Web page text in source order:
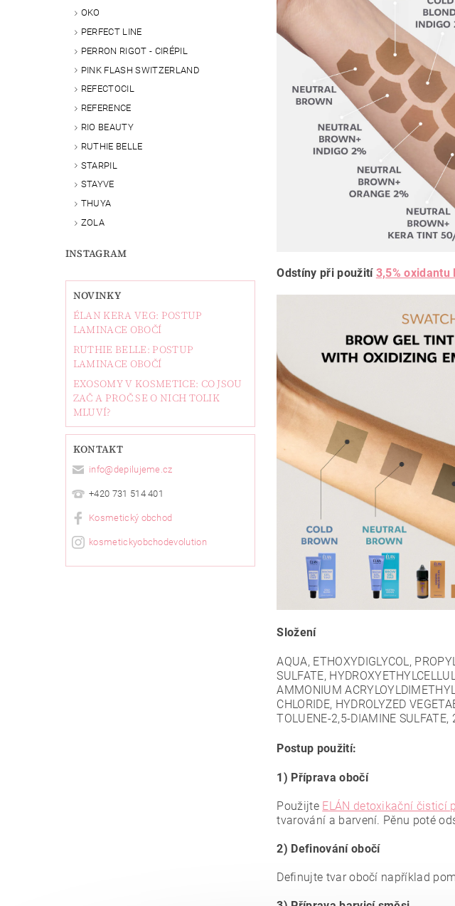
OKO
PERFECT LINE
PERRON RIGOT - CIRÉPIL
PINK FLASH SWITZERLAND
REFECTOCIL
REFERENCE
RIO BEAUTY
RUTHIE BELLE
STARPIL
STAYVE
THUYA
ZOLA
INSTAGRAM
NOVINKY
ÉLAN KERA VEG: POSTUP
LAMINACE OBOČÍ
RUTHIE BELLE: POSTUP
LAMINACE OBOČÍ
EXOSOMY V KOSMETICE: CO JSOU
ZAČ A PROČ SE O NICH TOLIK
MLUVÍ?
KONTAKT
info@depilujeme.cz
+420 731 514 401
Kosmetický obchod
kosmetickyobchodevolution
Odstíny při použití 3,5% oxidantu
Složení
АQUA, ETHOXYDIGLYCOL,
SULFATE,
AMMONIUM
CHLORIDE, HYDROLYZED
TOLUENE-2,5-DIAMINE
Postup použití:
1) Příprava obočí
Použijte ELÁN detoxikační čisticí
tvarování a barvení. Pěnu poté
2) Definování obočí
Definujte tvar obočí například